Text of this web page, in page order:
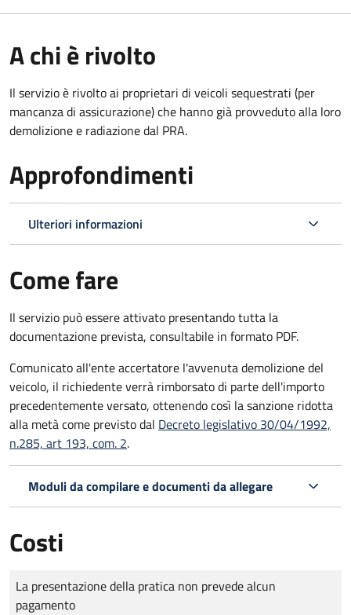
A chi è rivolto
Il servizio è rivolto ai proprietari di veicoli sequestrati (per
mancanza di assicurazione) che hanno già provveduto alla loro
demolizione e radiazione dal PRA.
Approfondimenti
Ulteriori informazioni
Come fare
Il servizio può essere attivato presentando tutta la
documentazione prevista, consultabile in formato PDF.
Comunicato all'ente accertatore l'avvenuta demolizione del
veicolo, il richiedente verrà rimborsato di parte dell'importo
precedentemente versato, ottenendo così la sanzione ridotta
alla metà come previsto dal Decreto legislativo 30/04/1992,
n.285, art 193, com. 2.
Moduli da compilare e documenti da allegare
Costi
Tipo di pagamento
Importo
La presentazione della pratica non prevede alcun
pagamento